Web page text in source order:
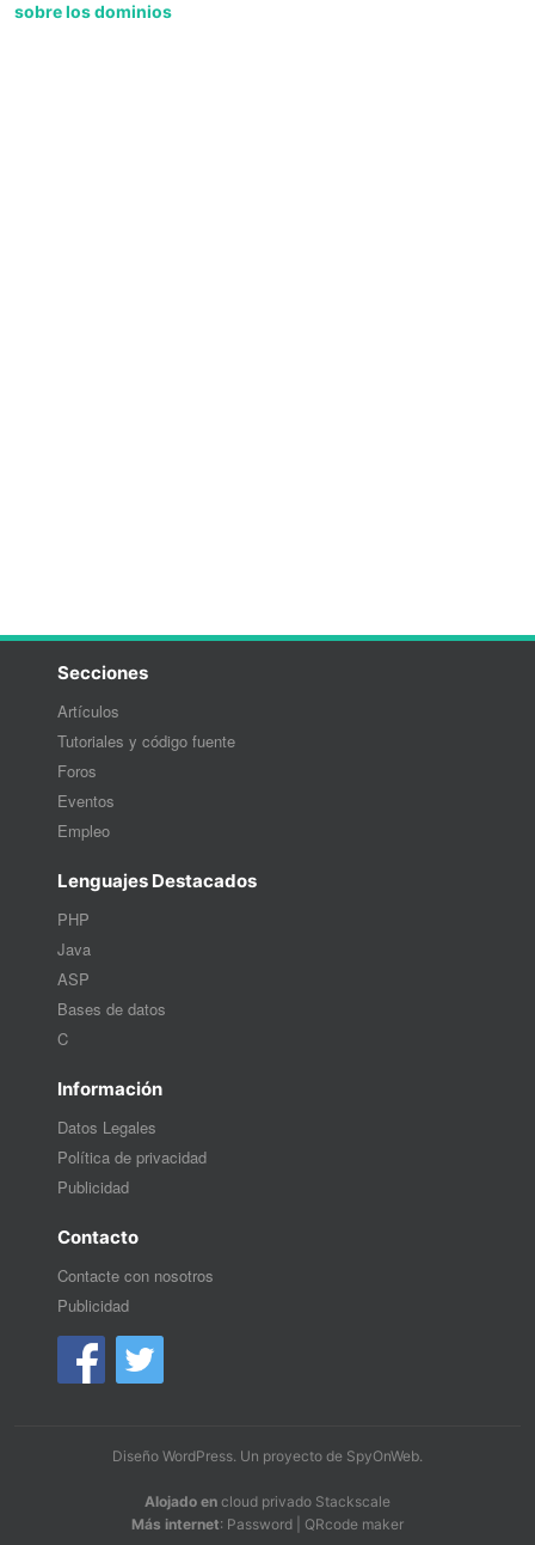
sobre los dominios
Secciones
Artículos
Tutoriales y código fuente
Foros
Eventos
Empleo
Lenguajes Destacados
PHP
Java
ASP
Bases de datos
C
Información
Datos Legales
Política de privacidad
Publicidad
Contacto
Contacte con nosotros
Publicidad
Diseño WordPress. Un proyecto de SpyOnWeb.
Alojado en cloud privado Stackscale
Más internet: Password QRcode maker